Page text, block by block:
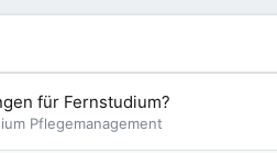
für Fernstudium?
Pflegemanagement